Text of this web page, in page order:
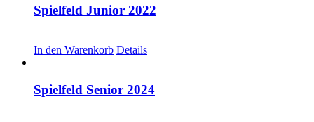
Spielfeld Junior 2022
In den Warenkorb Details
Spielfeld Senior 2024